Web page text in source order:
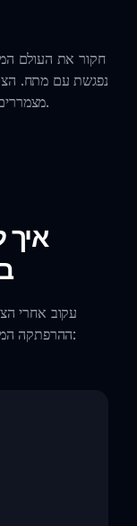
חקור את העולם
נפגשת עם מתח.
מצמררים תוך ניווט בחוויית משחק מרגשת.
איך
עקוב אחרי
ההרפתקה המצמררת שלך במוד מוות בספרנקי קרוב: